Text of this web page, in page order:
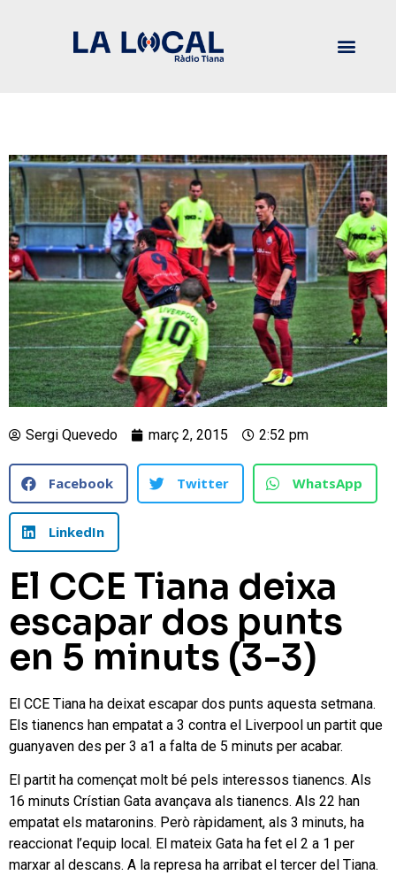
Sergi Quevedo març 2, 2015 2:52 pm
Facebook Twitter WhatsApp
LinkedIn
El CCE Tiana deixa
escapar dos punts
en 5 minuts (3-3)
El CCE Tiana ha deixat escapar dos punts aquesta setmana.
Els tianencs han empatat a 3 contra el Liverpool un partit que
guanyaven des per 3 a1 a falta de 5 minuts per acabar.
El partit ha començat molt bé pels interessos tianencs. Als
16 minuts Crístian Gata avançava als tianencs. Als 22 han
empatat els mataronins. Però ràpidament, als 3 minuts, ha
reaccionat l’equip local. El mateix Gata ha fet el 2 a 1 per
marxar al descans. A la represa ha arribat el tercer del Tiana.